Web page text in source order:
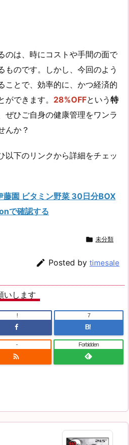
のは、時にコストや手間の面で
ものです。しかし、今回のよう
ことで、効率的に、かつ経済的
できます。 28%OFFという 特
ぜひご自身の健康管理をワンラ
んか？
以下のリンクから詳細をチェッ
藤園 ビタミン野菜 30日分BOX
で確認する
 未分類
 Posted by timesale
いします
!
B!
7

- Forbidden